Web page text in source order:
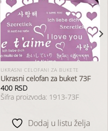
Dodaj
u
listu
želja
UKRASNI CELOFANI ZA BUKETE
Ukrasni celofan za buket 73F
400 RSD
Šifra proizvoda: 1913-73F
Dodaj u listu želja